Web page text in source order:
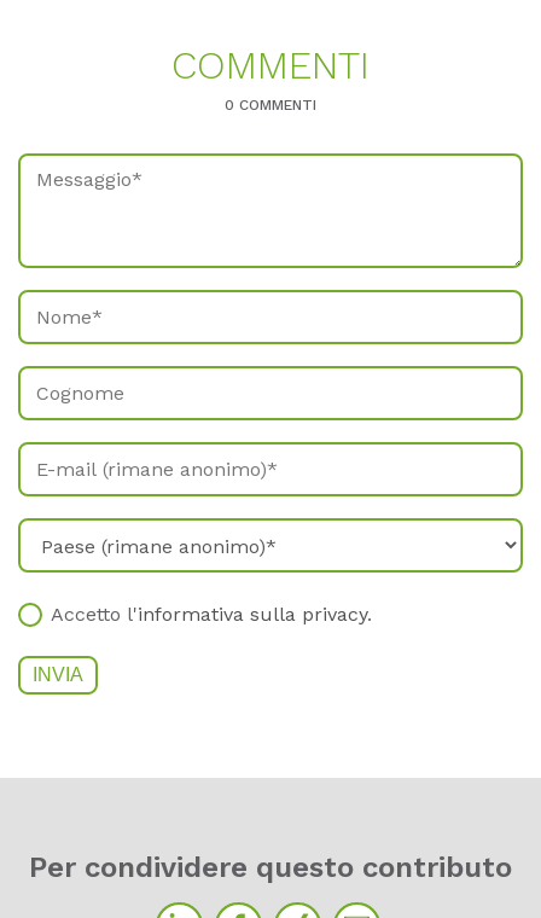
COM­MEN­TI
0 COMMENTI
Accetto l'informativa sulla privacy.
Per con­di­vi­de­re ques­to cont­ri­bu­to